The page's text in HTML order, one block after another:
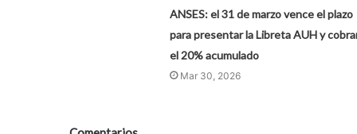
ANSES: el 31 de marzo vence el plazo
para presentar la Libreta AUH y
el 20% acumulado
Mar 30, 2026